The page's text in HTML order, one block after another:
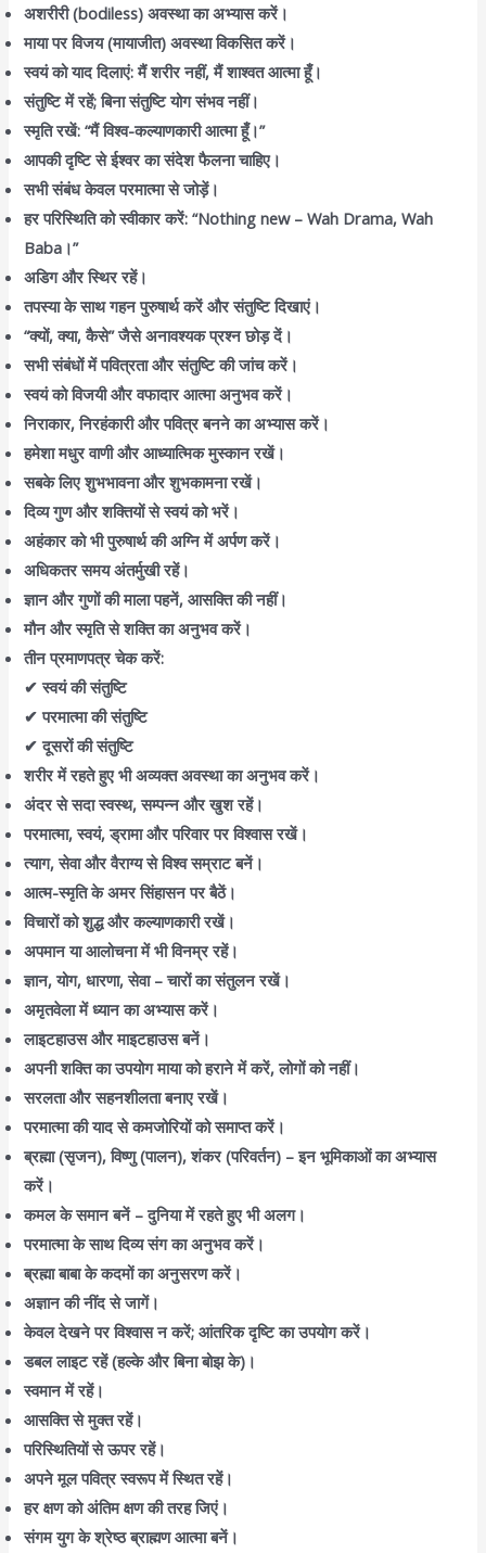
अशरीरी (bodiless) अवस्था का अभ्यास करें।
माया पर विजय (मायाजीत) अवस्था विकसित करें।
स्वयं को याद दिलाएं: मैं शरीर नहीं, मैं शाश्वत आत्मा हूँ।
संतुष्टि में रहें; बिना संतुष्टि योग संभव नहीं।
स्मृति रखें: “मैं विश्व-कल्याणकारी आत्मा हूँ।”
आपकी दृष्टि से ईश्वर का संदेश फैलना चाहिए।
सभी संबंध केवल परमात्मा से जोड़ें।
हर परिस्थिति को स्वीकार करें: “Nothing new – Wah Drama, Wah
Baba।”
अडिग और स्थिर रहें।
तपस्या के साथ गहन पुरुषार्थ करें और संतुष्टि दिखाएं।
“क्यों, क्या, कैसे” जैसे अनावश्यक प्रश्न छोड़ दें।
सभी संबंधों में पवित्रता और संतुष्टि की जांच करें।
स्वयं को विजयी और वफादार आत्मा अनुभव करें।
निराकार, निरहंकारी और पवित्र बनने का अभ्यास करें।
हमेशा मधुर वाणी और आध्यात्मिक मुस्कान रखें।
सबके लिए शुभभावना और शुभकामना रखें।
दिव्य गुण और शक्तियों से स्वयं को भरें।
अहंकार को भी पुरुषार्थ की अग्नि में अर्पण करें।
अधिकतर समय अंतर्मुखी रहें।
ज्ञान और गुणों की माला पहनें, आसक्ति की नहीं।
मौन और स्मृति से शक्ति का अनुभव करें।
तीन प्रमाणपत्र चेक करें:
✔ स्वयं की संतुष्टि
✔ परमात्मा की संतुष्टि
✔ दूसरों की संतुष्टि
शरीर में रहते हुए भी अव्यक्त अवस्था का अनुभव करें।
अंदर से सदा स्वस्थ, सम्पन्न और खुश रहें।
परमात्मा, स्वयं, ड्रामा और परिवार पर विश्वास रखें।
त्याग, सेवा और वैराग्य से विश्व सम्राट बनें।
आत्म-स्मृति के अमर सिंहासन पर बैठें।
विचारों को शुद्ध और कल्याणकारी रखें।
अपमान या आलोचना में भी विनम्र रहें।
ज्ञान, योग, धारणा, सेवा – चारों का संतुलन रखें।
अमृतवेला में ध्यान का अभ्यास करें।
लाइटहाउस और माइटहाउस बनें।
अपनी शक्ति का उपयोग माया को हराने में करें, लोगों को नहीं।
सरलता और सहनशीलता बनाए रखें।
परमात्मा की याद से कमजोरियों को समाप्त करें।
ब्रह्मा (सृजन), विष्णु (पालन), शंकर (परिवर्तन) – इन भूमिकाओं का अभ्यास
करें।
कमल के समान बनें – दुनिया में रहते हुए भी अलग।
परमात्मा के साथ दिव्य संग का अनुभव करें।
ब्रह्मा बाबा के कदमों का अनुसरण करें।
अज्ञान की नींद से जागें।
केवल देखने पर विश्वास न करें; आंतरिक दृष्टि का उपयोग करें।
डबल लाइट रहें (हल्के और बिना बोझ के)।
स्वमान में रहें।
आसक्ति से मुक्त रहें।
परिस्थितियों से ऊपर रहें।
अपने मूल पवित्र स्वरूप में स्थित रहें।
हर क्षण को अंतिम क्षण की तरह जिएं।
संगम युग के श्रेष्ठ ब्राह्मण आत्मा बनें।